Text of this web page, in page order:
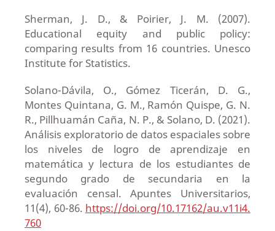
Sherman, J. D., & Poirier, J. M. (2007).
Educational equity and public policy:
comparing results from 16 countries. Unesco
Institute for Statistics.
Solano-Dávila, O., Gómez Ticerán, D. G.,
Montes Quintana, G. M., Ramón Quispe, G. N.
R., Pillhuamán Caña, N. P., & Solano, D. (2021).
Análisis exploratorio de datos espaciales sobre
los niveles de logro de aprendizaje en
matemática y lectura de los estudiantes de
segundo grado de secundaria en la
evaluación censal. Apuntes Universitarios,
11(4), 60-86. https://doi.org/10.17162/au.v11i4.
760